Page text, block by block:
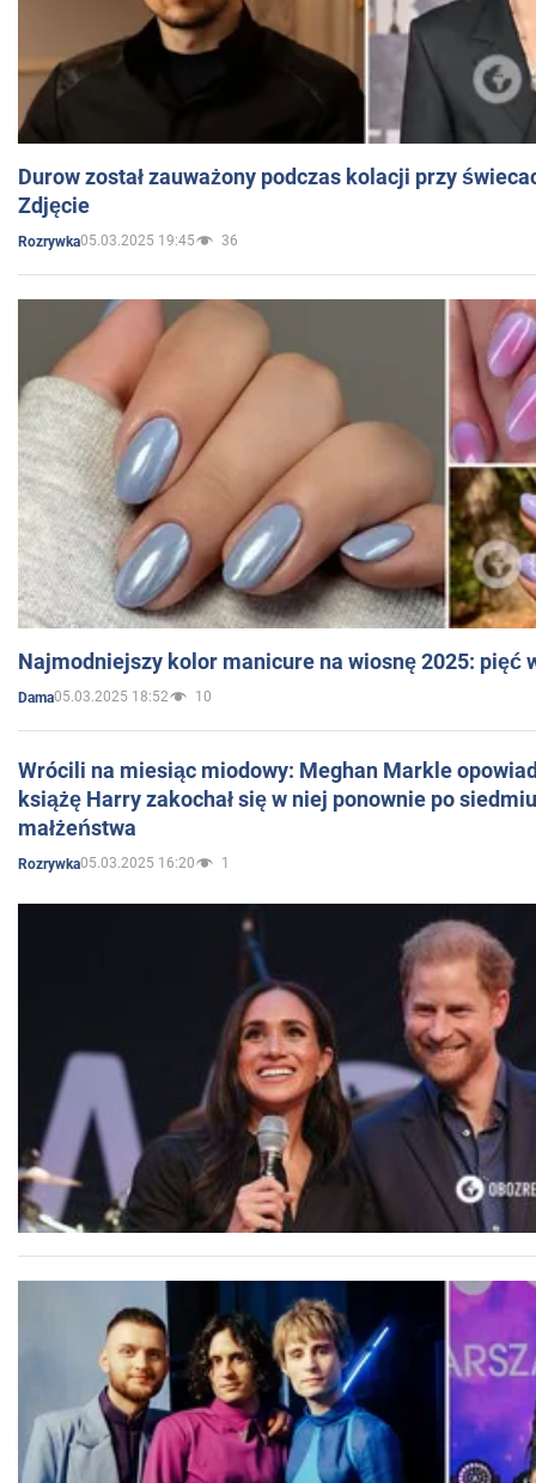
Durow został zauważony podczas kolacji przy
Zdjęcie
Rozrywka05.03.2025 19:45 36
Najmodniejszy kolor manicure na wiosnę 2025: pięć
Dama05.03.2025 18:52 10
Wrócili na miesiąc miodowy: Meghan Markle
książę Harry zakochał się w niej ponownie po
małżeństwa
Rozrywka05.03.2025 16:20 1